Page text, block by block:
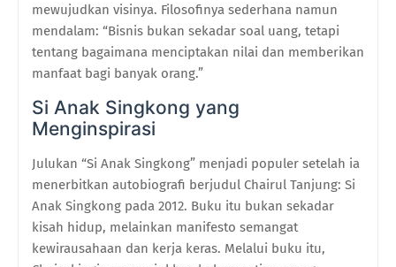
mewujudkan visinya. Filosofinya sederhana namun
mendalam: “Bisnis bukan sekadar soal uang, tetapi
tentang bagaimana menciptakan nilai dan memberikan
manfaat bagi banyak orang.”
Si Anak Singkong yang
Menginspirasi
Julukan “Si Anak Singkong” menjadi populer setelah ia
menerbitkan autobiografi berjudul Chairul Tanjung: Si
Anak Singkong pada 2012. Buku itu bukan sekadar
kisah hidup, melainkan manifesto semangat
kewirausahaan dan kerja keras. Melalui buku itu,